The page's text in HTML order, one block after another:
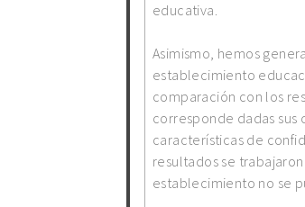
educativa.
Asimismo, hemos
establecimiento
comparación con los
corresponde dadas sus
características de
resultados se
establecimiento no se